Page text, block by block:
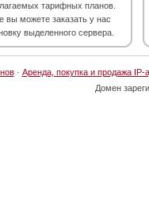
тарифных планов.
вы можете заказать у нас
выделенного сервера.
· Аренда, покупка и продажа IP-
Домен